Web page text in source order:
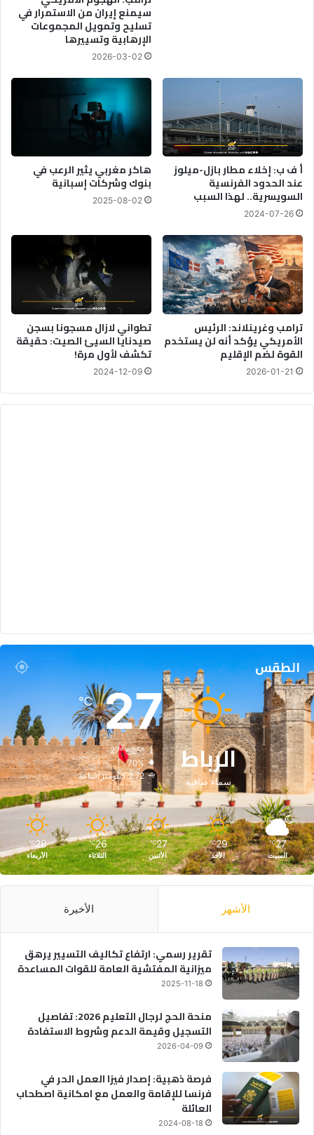
سيمنع إيران من الاستمرار في
تسليح وتمويل المجموعات
الإرهابية وتسييرها
2026-03-02
أ ف ب: إخلاء مطار بازل-ميلوز
عند الحدود الفرنسية
السويسرية.. لهذا السبب
2024-07-26
هاكر مغربي يثير الرعب في
بنوك وشركات إسبانية
2025-08-02
ترامب وغرينلاند: الرئيس
الأمريكي يؤكد أنه لن يستخدم
القوة لضم الإقليم
2026-01-21
تطواني لازال مسجونا بسجن
صيدنايا السيئ الصيت: حقيقة
تكشف لأول مرة!
2024-12-09
الطقس
الرباط
سماء صافية
27
℃
27º - 25º
70%
2.72 كيلومتر/ساعة
27
℃
السبت
29
℃
الأحد
27
℃
الأثنين
26
℃
الثلاثاء
28
℃
الأربعاء
الأشهر الأخيرة
تقرير رسمي: ارتفاع تكاليف التسيير يرهق
ميزانية المفتشية العامة للقوات المساعدة
2025-11-18
منحة الحج لرجال التعليم 2026: تفاصيل
التسجيل وقيمة الدعم وشروط الاستفادة
2026-04-09
فرصة ذهبية: إصدار فيزا العمل الحر في
فرنسا للإقامة والعمل مع امكانية اصطحاب
العائلة
2024-08-18